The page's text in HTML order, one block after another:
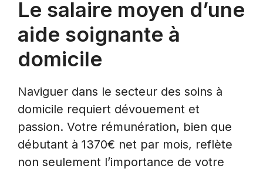
Le salaire moyen d’une
aide soignante à
domicile
Naviguer dans le secteur des soins à
domicile requiert dévouement et
passion. Votre rémunération, bien que
débutant à 1370€ net par mois, reflète
non seulement l’importance de votre